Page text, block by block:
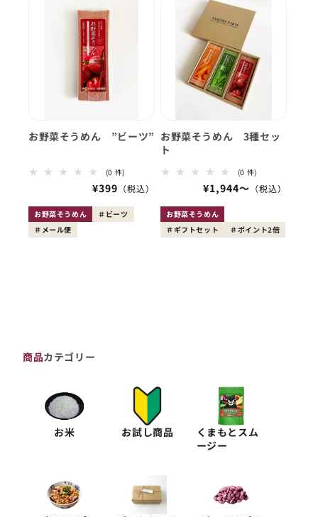
お野菜そうめん ”ビーツ”
(0 件)
ビ
ー
数
会
価
¥399
お野菜そうめん
ビーツ
メール便
お野菜そうめん 3種セッ
ト
(0 件)
ビ
の
合
会
価
格
¥1,944〜
お野菜そうめん
ギフトセット
ポイント2倍
商品カテゴリー
お米 お試し商品
くまもとスム
ージー